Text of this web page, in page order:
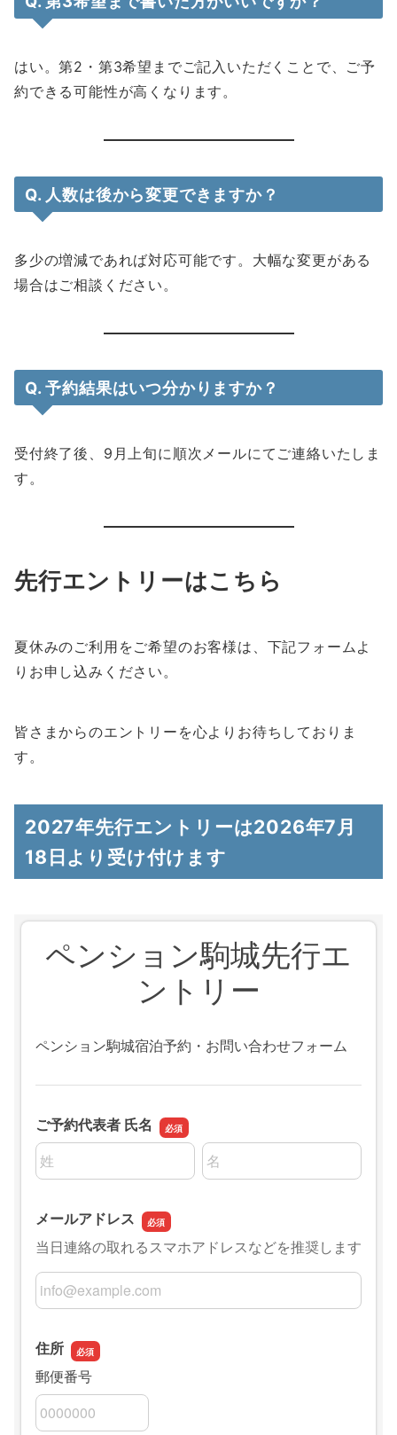
はい。第2・第3希望までご記入いただくことで、ご予
約できる可能性が高くなります。
Q. 人数は後から変更できますか？
多少の増減であれば対応可能です。大幅な変更がある
場合はご相談ください。
Q. 予約結果はいつ分かりますか？
受付終了後、9月上旬に順次メールにてご連絡いたしま
す。
先行エントリーはこちら
夏休みのご利用をご希望のお客様は、下記フォームよ
りお申し込みください。
皆さまからのエントリーを心よりお待ちしておりま
す。
2027年先行エントリーは2026年7月
18日より受け付けます